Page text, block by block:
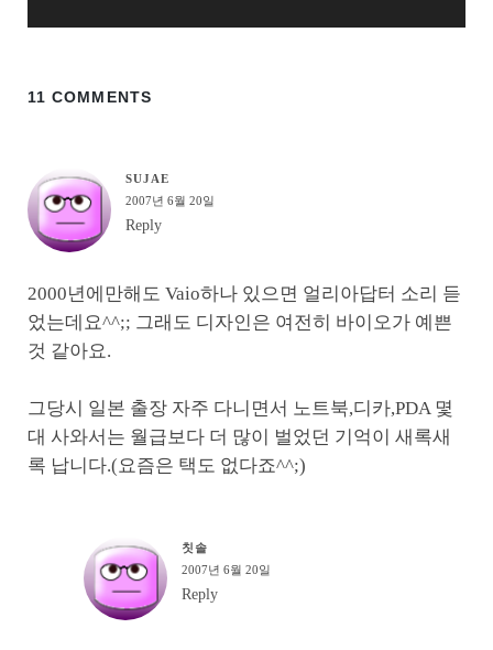
11 COMMENTS
SUJAE
2007년 6월 20일
Reply
2000년에만해도 Vaio하나 있으면 얼리아답터 소리 듣
었는데요^^;; 그래도 디자인은 여전히 바이오가 예쁜
것 같아요.
그당시 일본 출장 자주 다니면서 노트북,디카,PDA 몇
대 사와서는 월급보다 더 많이 벌었던 기억이 새록새
록 납니다.(요즘은 택도 없다죠^^;)
칫솔
2007년 6월 20일
Reply